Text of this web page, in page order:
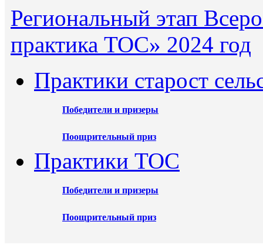
Региональный этап
практика ТОС» 2024 год
Практики старост
Победители и призеры
Поощрительный приз
Практики ТОС
Победители и призеры
Поощрительный приз